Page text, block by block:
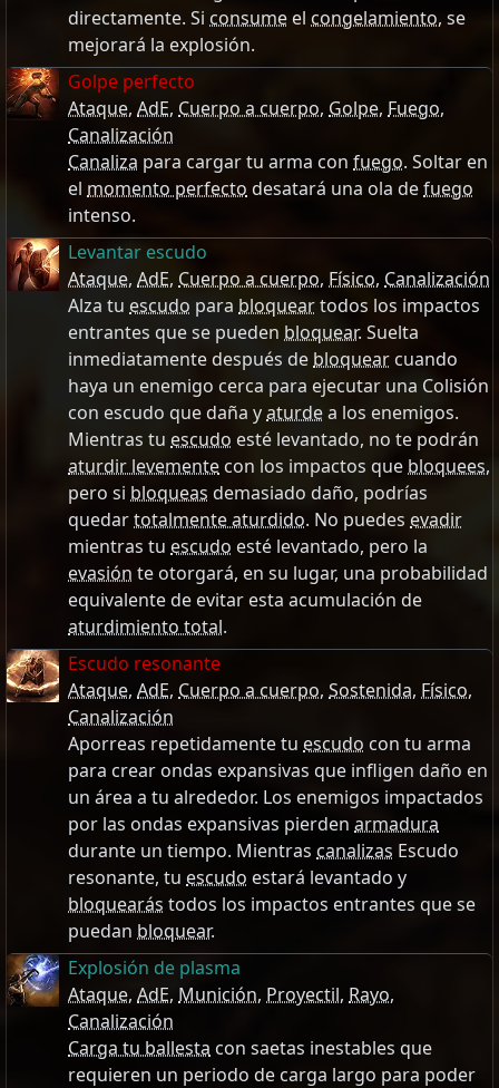
directamente. Si consumeel congelamiento, se
mejorará la explosión.
Golpe perfecto
Ataque, AdE, Cuerpo a cuerpo, Golpe, Fuego,
Canalización
Canaliza para cargar tu arma con fuego. Soltar en
el momento perfecto desatará una ola defuego
intenso.
Levantar escudo
Ataque, AdE, Cuerpo a cuerpo, Físico, Canalización
Alza tu escudo para bloqueartodos los impactos
entrantes que se pueden bloquear. Suelta
inmediatamente después de bloquearcuando
haya un enemigo cerca para ejecutar una Colisión
con escudo que daña yaturdea los enemigos.
Mientras tu escudo esté levantado, no te podrán
aturdir levemente con los impactos que bloquees,
pero si bloqueas demasiado daño, podrías
quedartotalmente aturdido. No puedes evadir
mientras tu escudo esté levantado, pero la
evasión te otorgará, en su lugar, una probabilidad
equivalente de evitar esta acumulación de
aturdimiento total.
Escudo resonante
Ataque, AdE, Cuerpo a cuerpo, Sostenida, Físico,
Canalización
Aporreas repetidamente tu escudo con tu arma
para crear ondas expansivas que infligen daño en
un área a tu alrededor. Los enemigos impactados
por las ondas expansivas pierden armadura
durante un tiempo. Mientras canalizas Escudo
resonante, tu escudo estará levantado y
bloquearás todos los impactos entrantes que se
puedan bloquear.
Explosión de plasma
Ataque, AdE, Munición, Proyectil, Rayo,
Canalización
Carga tu ballesta con saetas inestables que
requieren un periodo de carga largo para poder